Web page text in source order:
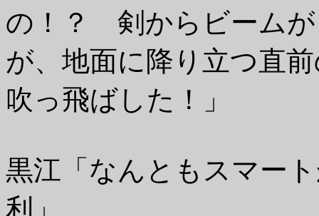
の！？ 剣からビーム
が、地面に降り立つ直
吹っ飛ばした！」
黒江「なんともスマー
利」